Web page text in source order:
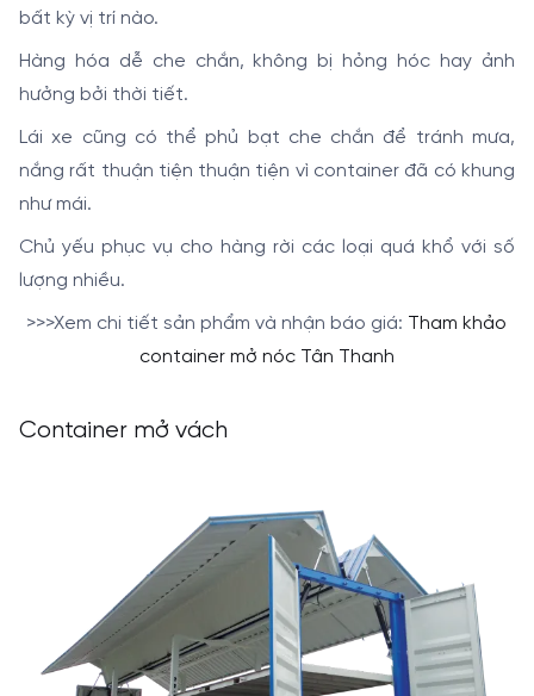
bất kỳ vị trí nào.
Hàng hóa dễ che chắn, không bị hỏng hóc hay ảnh
hưởng bởi thời tiết.
Lái xe cũng có thể phủ bạt che chắn để tránh mưa,
nắng rất thuận tiện thuận tiện vì container đã có khung
như mái.
Chủ yếu phục vụ cho hàng rời các loại quá khổ với số
lượng nhiều.
>>>Xem chi tiết sản phẩm và nhận báo giá: Tham khảo
container mở nóc Tân Thanh
Container mở vách